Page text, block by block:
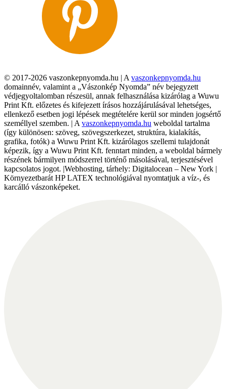
© 2017-2026 vaszonkepnyomda.hu | A vaszonkepnyomda.hu
domainnév, valamint a „Vászonkép Nyomda” név bejegyzett
védjegyoltalomban részesül, annak felhasználása kizárólag a Wuwu
Print Kft. előzetes és kifejezett írásos hozzájárulásával lehetséges,
ellenkező esetben jogi lépések megtételére kerül sor minden jogsértő
személlyel szemben. | A vaszonkepnyomda.hu weboldal tartalma
(így különösen: szöveg, szövegszerkezet, struktúra, kialakítás,
grafika, fotók) a Wuwu Print Kft. kizárólagos szellemi tulajdonát
képezik, így a Wuwu Print Kft. fenntart minden, a weboldal bármely
részének bármilyen módszerrel történő másolásával, terjesztésével
kapcsolatos jogot. |Webhosting, tárhely: Digitalocean – New York |
Környezetbarát HP LATEX technológiával nyomtatjuk a víz-, és
karcálló vászonképeket.